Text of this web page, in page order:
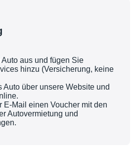
aus und fügen Sie
hinzu (Versicherung, keine
Auto über unsere Website und
E-Mail einen Voucher mit den
Autovermietung und